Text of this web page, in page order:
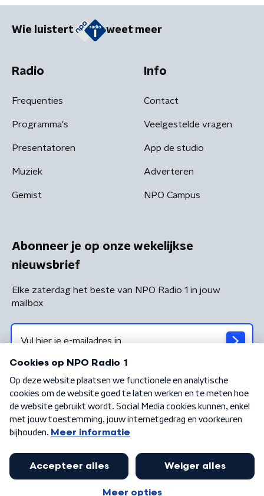
Wie luistert weet meer
Radio
Frequenties
Programma's
Presentatoren
Muziek
Gemist
Info
Contact
Veelgestelde vragen
App de studio
Adverteren
NPO Campus
Abonneer je op onze wekelijkse
nieuwsbrief
Elke zaterdag het beste van NPO Radio 1 in jouw
mailbox
Algemene voorwaarden